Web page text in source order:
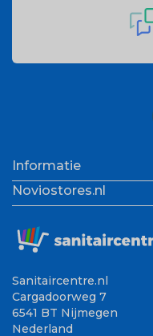
Informatie
Noviostores.nl
Sanitaircentre.nl
Cargadoorweg 7
6541 BT Nijmegen
Nederland